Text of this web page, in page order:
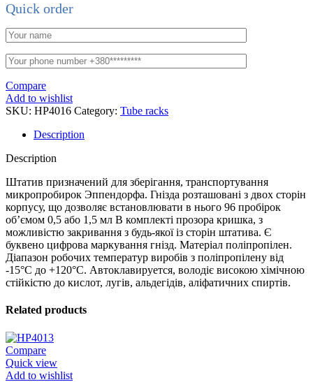
Quick order
Compare
Add to wishlist
SKU: HP4016 Category: Tube racks
Description
Description
Штатив призначений для зберігання, транспортування
микропробирок Эппендорфа. Гнізда розташовані з двох сторін
корпусу, що дозволяє встановлювати в нього 96 пробірок
об’ємом 0,5 або 1,5 мл В комплекті прозора кришка, з
можливістю закривання з будь-якої із сторін штатива. Є
буквено цифрова маркування гнізд. Матеріал поліпропілен.
Діапазон робочих температур виробів з поліпропілену від
-15°С до +120°С. Автоклавируется, володіє високою хімічною
стійкістю до кислот, лугів, альдегідів, аліфатичних спиртів.
Related products
Compare
Quick view
Add to wishlist